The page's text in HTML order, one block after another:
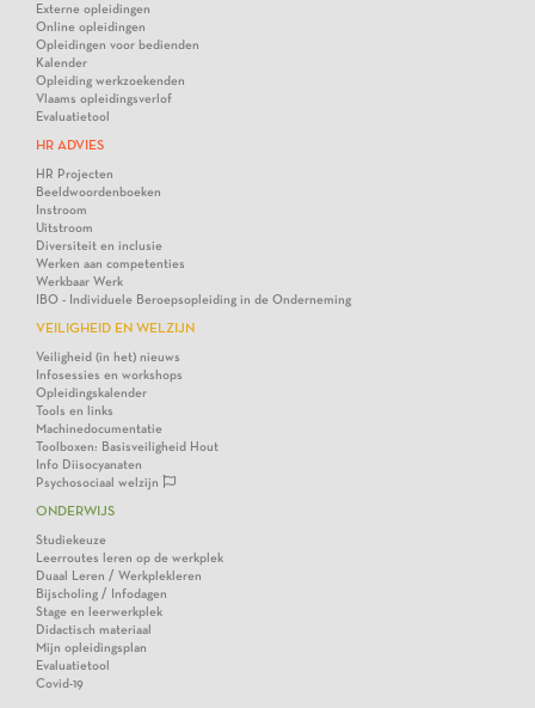
Externe opleidingen
Online opleidingen
Opleidingen voor bedienden
Kalender
Opleiding werkzoekenden
Vlaams opleidingsverlof
Evaluatietool
HR ADVIES
HR Projecten
Beeldwoordenboeken
Instroom
Uitstroom
Diversiteit en inclusie
Werken aan competenties
Werkbaar Werk
IBO - Individuele Beroepsopleiding in de Onderneming
VEILIGHEID EN WELZIJN
Veiligheid (in het) nieuws
Infosessies en workshops
Opleidingskalender
Tools en links
Machinedocumentatie
Toolboxen: Basisveiligheid Hout
Info Diisocyanaten
Psychosociaal welzijn
ONDERWIJS
Studiekeuze
Leerroutes leren op de werkplek
Duaal Leren / Werkplekleren
Bijscholing / Infodagen
Stage en leerwerkplek
Didactisch materiaal
Mijn opleidingsplan
Evaluatietool
Covid-19